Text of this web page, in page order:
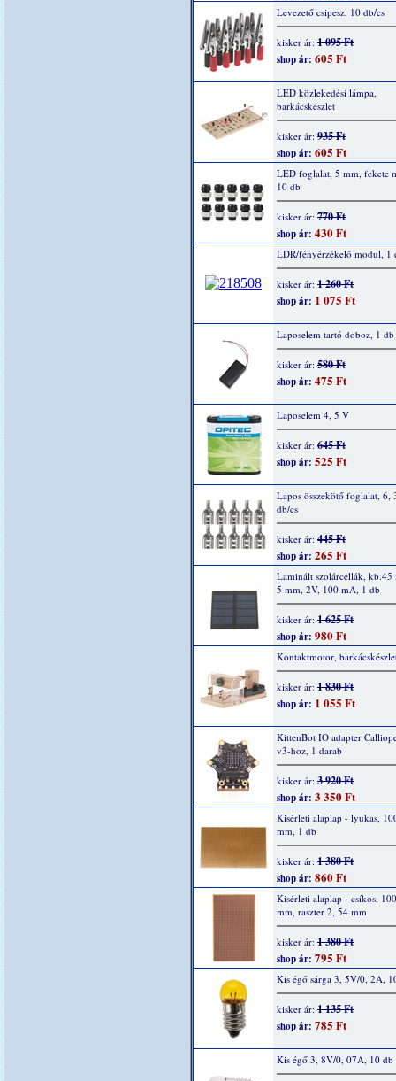
Levezető csipesz, 10 db/cs
kisker ár: 1 095 Ft
shop ár: 605 Ft
LED közlekedési lámpa,
barkácskészlet
kisker ár: 935 Ft
shop ár: 605 Ft
LED foglalat, 5 mm, fekete
10 db
kisker ár: 770 Ft
shop ár: 430 Ft
LDR/fényérzékelő modul, 1
kisker ár: 1 260 Ft
shop ár: 1 075 Ft
Laposelem tartó doboz, 1 db
kisker ár: 580 Ft
shop ár: 475 Ft
Laposelem 4, 5 V
kisker ár: 645 Ft
shop ár: 525 Ft
Lapos összekötő foglalat, 6,
db/cs
kisker ár: 445 Ft
shop ár: 265 Ft
Laminált szolárcellák,
5 mm, 2V, 100 mA, 1 db
kisker ár: 1 625 Ft
shop ár: 980 Ft
Kontaktmotor,
kisker ár: 1 830 Ft
shop ár: 1 055 Ft
KittenBot IO adapter
v3-hoz, 1 darab
kisker ár: 3 920 Ft
shop ár: 3 350 Ft
Kisérleti alaplap - lyukas,
mm, 1 db
kisker ár: 1 380 Ft
shop ár: 860 Ft
Kisérleti alaplap - csíkos,
mm, raszter 2, 54 mm
kisker ár: 1 380 Ft
shop ár: 795 Ft
Kis égő sárga 3, 5V/0, 2A,
kisker ár: 1 135 Ft
shop ár: 785 Ft
Kis égő 3, 8V/0, 07A, 10 db